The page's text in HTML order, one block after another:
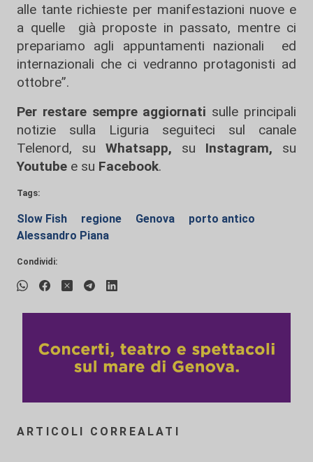
alle tante richieste per manifestazioni nuove e
a quelle già proposte in passato, mentre ci
prepariamo agli appuntamenti nazionali ed
internazionali che ci vedranno protagonisti ad
ottobre”.
Per restare sempre aggiornati sulle principali
notizie sulla Liguria seguiteci sul canale
Telenord, su
Whatsapp, su Instagram, su
Youtube e su Facebook.
Tags:
Slow Fish regione Genova
porto antico
Alessandro Piana
Condividi:
ARTICOLI CORREALATI